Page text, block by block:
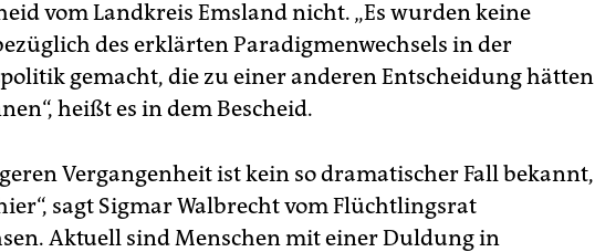
vom Landkreis Emsland nicht. „Es wurden keine
des erklärten Paradigmenwechsels in der
gemacht, die zu einer anderen Entscheidung hätten
heißt es in dem Bescheid.
Vergangenheit ist kein so dramatischer Fall bekannt,
sagt Sigmar Walbrecht vom Flüchtlingsrat
Aktuell sind Menschen mit einer Duldung in